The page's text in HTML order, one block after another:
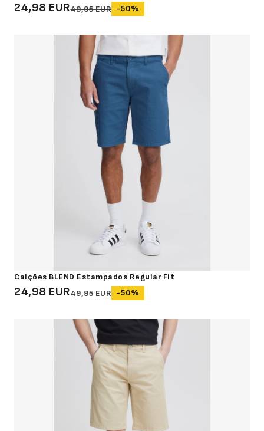
24,98 EUR49,95 EUR -50%
Calções BLEND Estampados Regular Fit
24,98 EUR49,95 EUR -50%